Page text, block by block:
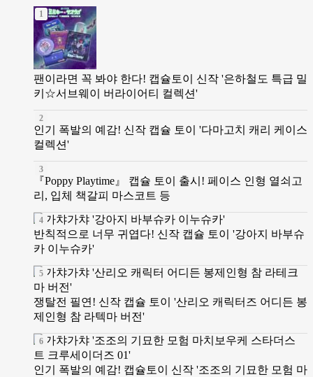
팬이라면 꼭 봐야 한다! 캡슐토이 신작 '은하철도 특급 밀
키☆서브웨이 버라이어티 컬렉션'
인기 폭발의 예감! 신작 캡슐 토이 '다마고치 캐리 케이스
컬렉션'
『Poppy Playtime』 캡슐 토이 출시! 페이스 인형 열쇠고
리, 입체 책갈피 마스코트 등
반칙적으로 너무 귀엽다! 신작 캡슐 토이 '강아지 바부슈
카 이누슈카'
쟁탈전 필연! 신작 캡슐 토이 '산리오 캐릭터즈 어디든 봉
제인형 참 라텍마 버전'
인기 폭발의 예감! 캡슐토이 신작 '조조의 기묘한 모험 마